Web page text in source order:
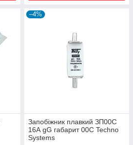
–4%
Запобіжник плавкий ЗП00C
16А gG габарит 00С Techno
Systems